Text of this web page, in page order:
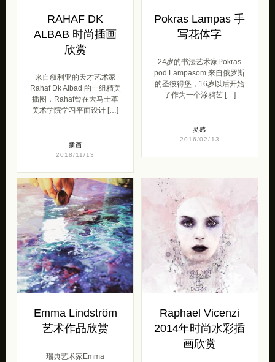
RAHAF DK
ALBAB 时尚插画
欣赏
来自叙利亚的天才艺术家
Rahaf Dk Albad 的一组精美
插图，Rahaf曾在大马士革
美术学院学习平面设计 […]
插画
2018/11/13
Pokras Lampas 手
写花体字
24岁的书法艺术家Pokras
pod Lampasom 来自俄罗斯
的圣彼得堡，16岁以后开始
了作为一个涂鸦艺 […]
灵感
2016/02/13
Emma Lindström
艺术作品欣赏
瑞典艺术家Emma
Raphael Vicenzi
2014年时尚水彩插
画欣赏